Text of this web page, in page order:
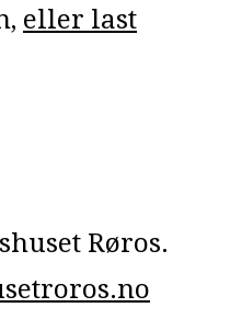
eller last
Røros.